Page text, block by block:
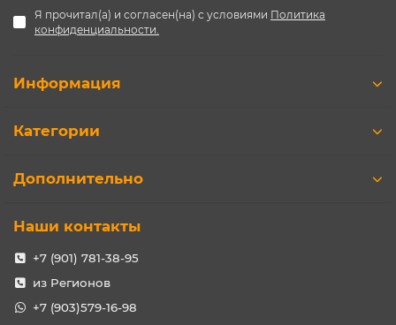
Я прочитал(а) и согласен(на) с условиями Политика
конфиденциальности.
Информация
Категории
Дополнительно
Наши контакты
+7 (901) 781-38-95
из Регионов
+7 (903)579-16-98